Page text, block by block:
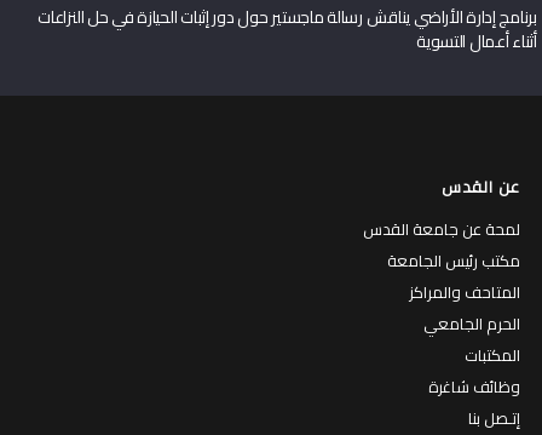
برنامج إدارة الأراضي يناقش رسالة ماجستير حول دور إثبات الحيازة في حل النزاعات
أثناء أعمال التسوية
عن القدس
لمحة عن جامعة القدس
مكتب رئيس الجامعة
المتاحف والمراكز
الحرم الجامعي
المكتبات
وظائف شاغرة
إتـصل بنا